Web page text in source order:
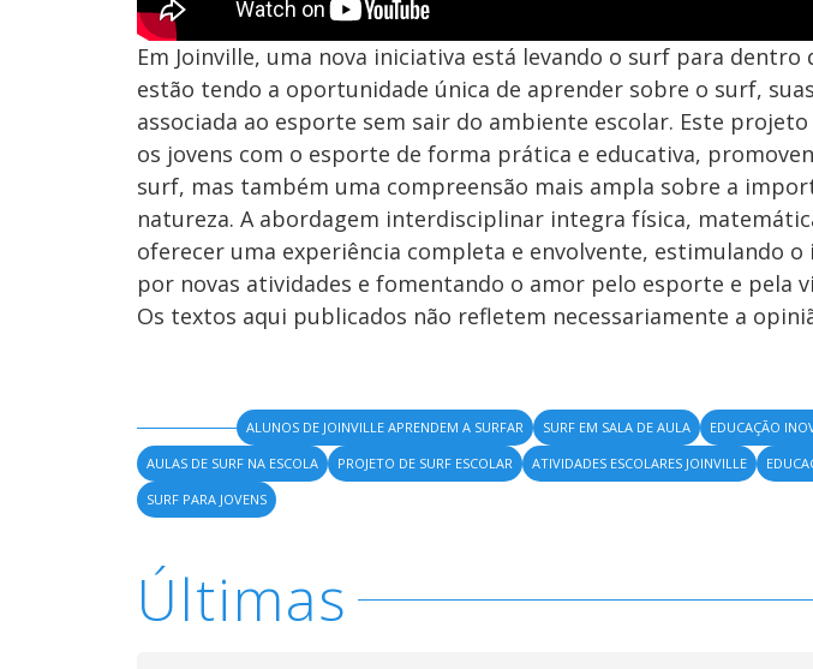
Em Joinville, uma nova iniciativa está levando o surf para dentro
estão tendo a oportunidade única de aprender sobre o surf,
associada ao esporte sem sair do ambiente escolar. Este
os jovens com o esporte de forma prática e educativa,
surf, mas também uma compreensão mais ampla sobre a
natureza. A abordagem interdisciplinar integra física,
oferecer uma experiência completa e envolvente, estimulando
por novas atividades e fomentando o amor pelo esporte e pela
Os textos aqui publicados não refletem necessariamente a
ALUNOS DE JOINVILLE APRENDEM A SURFAR SURF EM SALA DE AULA EDUCAÇÃO
AULAS DE SURF NA ESCOLA
PROJETO DE SURF ESCOLAR ATIVIDADES ESCOLARES JOINVILLE
SURF PARA JOVENS
Últimas